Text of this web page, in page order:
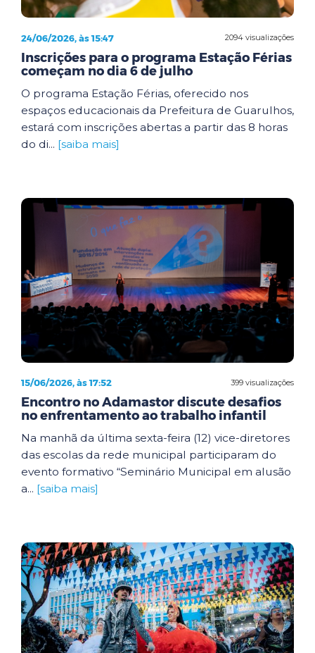
2094 visualizações
24/06/2026, às 15:47
Inscrições para o programa Estação Férias
começam no dia 6 de julho
O programa Estação Férias, oferecido nos
espaços educacionais da Prefeitura de Guarulhos,
estará com inscrições abertas a partir das 8 horas
do di... [saiba mais]
399 visualizações
15/06/2026, às 17:52
Encontro no Adamastor discute desafios
no enfrentamento ao trabalho infantil
Na manhã da última sexta-feira (12) vice-diretores
das escolas da rede municipal participaram do
evento formativo “Seminário Municipal em alusão
a... [saiba mais]